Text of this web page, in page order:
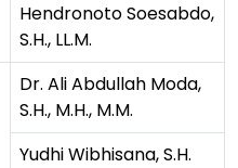
Hendronoto Soesabdo,
S.H., LL.M.
Dr. Ali Abdullah Moda,
S.H., M.H., M.M.
Yudhi Wibhisana, S.H.